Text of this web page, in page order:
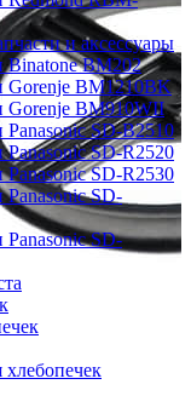
и аксессуары
Binatone BM202
Gorenje BM1210BK
Gorenje BM910WII
Panasonic SD-B2510
Panasonic SD-R2520
Panasonic SD-R2530
Panasonic SD-
Panasonic SD-